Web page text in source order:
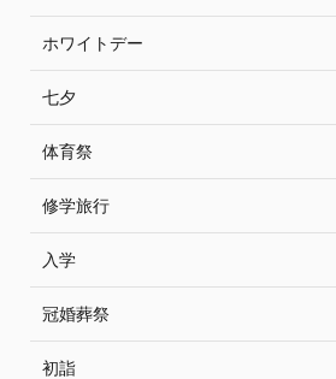
ホワイトデー
七夕
体育祭
修学旅行
入学
冠婚葬祭
初詣